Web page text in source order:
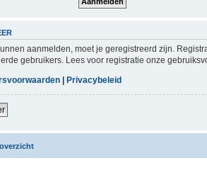
aanmelden, moet je geregistreerd zijn.
gebruikers. Lees voor registratie onze
Privacybeleid